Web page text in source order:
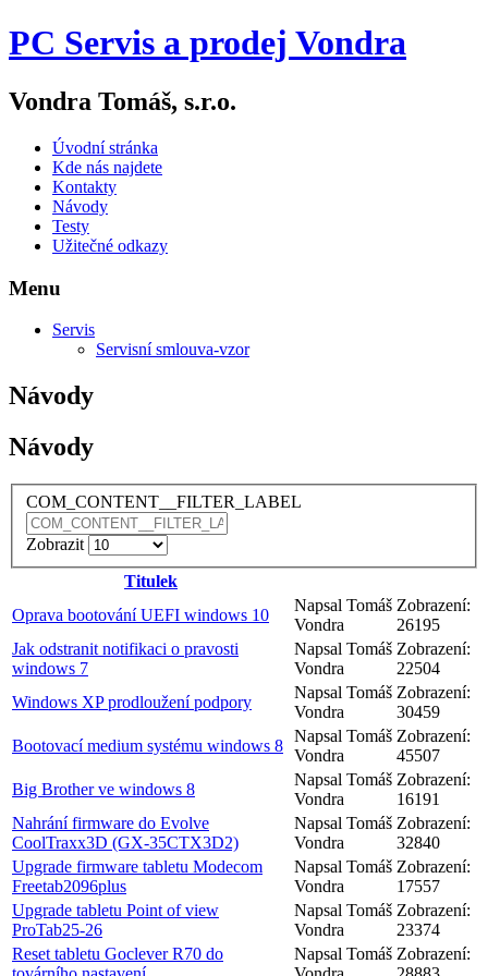
PC Servis a prodej Vondra
Vondra Tomáš, s.r.o.
Úvodní stránka
Kde nás najdete
Kontakty
Návody
Testy
Užitečné odkazy
Menu
Servis
Servisní smlouva-vzor
Návody
Návody
COM_CONTENT__FILTER_LABEL
Zobrazit
Titulek
Oprava bootování UEFI windows 10
Napsal Tomáš
Vondra
Zobrazení:
26195
Jak odstranit notifikaci o pravosti
windows 7
Napsal Tomáš
Vondra
Zobrazení:
22504
Windows XP prodloužení podpory
Napsal Tomáš
Vondra
Zobrazení:
30459
Bootovací medium systému windows 8
Napsal Tomáš
Vondra
Zobrazení:
45507
Big Brother ve windows 8
Napsal Tomáš
Vondra
Zobrazení:
16191
Nahrání firmware do Evolve
CoolTraxx3D (GX-35CTX3D2)
Napsal Tomáš
Vondra
Zobrazení:
32840
Upgrade firmware tabletu Modecom
Freetab2096plus
Napsal Tomáš
Vondra
Zobrazení:
17557
Upgrade tabletu Point of view
ProTab25-26
Napsal Tomáš
Vondra
Zobrazení:
23374
Reset tabletu Goclever R70 do
Napsal Tomáš Zobrazení: